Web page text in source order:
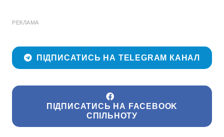
РЕКЛАМА
ПІДПИСАТИСЬ НА TELEGRAM КАНАЛ
ПІДПИСАТИСЬ НА FACEBOOK
СПІЛЬНОТУ